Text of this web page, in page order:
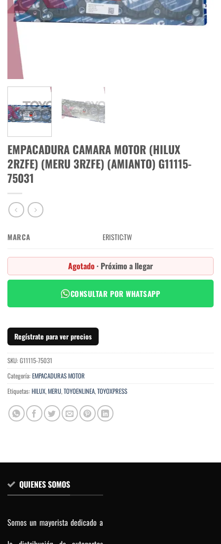
EMPACADURA CAMARA MOTOR (HILUX
2RZFE) (MERU 3RZFE) (AMIANTO) G11115-
75031
MARCA ERISTIC:TW
Agotado · Próximo a llegar
CONSULTAR POR WHATSAPP
Regístrate para ver precios
SKU: G11115-75031
Categoría: EMPACADURAS MOTOR
Etiquetas: HILUX,MERU,TOYOENLINEA,TOYOXPRESS
QUIENES SOMOS
Somos un mayorista dedicado a